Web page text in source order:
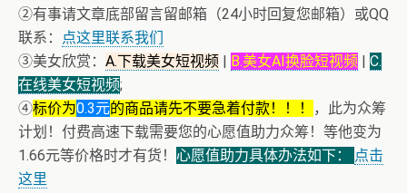
②有事请文章底部留言留邮箱（24小时回复您邮箱）或QQ
联系：
点这里联系我们
③美女欣赏： A.下载美女短视频 | B.美女AI换脸短视频 | C.
在线美女短视频;
④标价为0.3元的商品请先不要急着付款！！！
，此为众筹
计划！付费高速下载需要您的心愿值助力众筹！等他变为
1.66元等价格时才有货！ 心愿值助力具体办法如下：
点击
这里